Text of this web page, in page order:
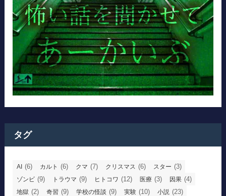
タグ
AI (6) カルト (6) クマ (7) クリスマス (6) スター (3)
ゾンビ (9) トラウマ (9) ヒトコワ (12) 医療 (3) 因果 (4)
地獄 (2) 奇習 (9) 学校の怪談 (9) 実験 (10) 小説 (23)